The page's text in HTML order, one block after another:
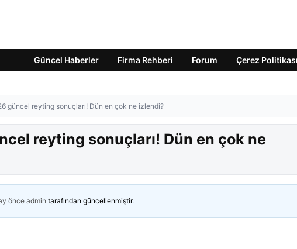
Güncel Haberler Firma Rehberi Forum Çerez Politikası
güncel reyting sonuçları! Dün en çok ne izlendi?
reyting sonuçları! Dün en çok ne
önce admin tarafından güncellenmiştir.